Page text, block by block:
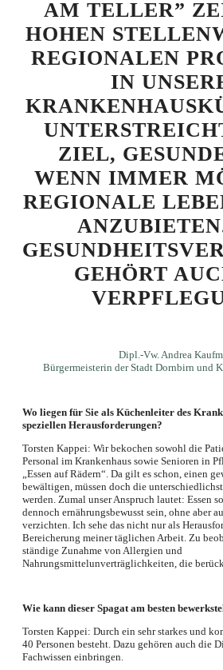
AM TELLER”
HOHEN
REGIONALEN
IN
ZIEL,
WENN IMMER
REGIONALE
GEHÖRT
Dipl.-Vw. Andrea
Bürgermeisterin der Stadt Dornbirn und
Wo liegen für Sie als Küchenleiter des
speziellen Herausforderungen?
Torsten Kappei: Wir bekochen sowohl die
Personal im Krankenhaus sowie Senioren in
„Essen auf Rädern“. Da gilt es schon, einen
bewältigen, müssen doch die
werden. Zumal unser Anspruch lautet: Essen
dennoch ernährungsbewusst sein, ohne aber
verzichten. Ich sehe das nicht nur als
Bereicherung meiner täglichen Arbeit. Zu
ständige Zunahme von Allergien und
Nahrungsmittelunverträglichkeiten, die
Wie kann dieser Spagat am besten
Torsten Kappei: Durch ein sehr starkes und
40 Personen besteht. Dazu gehören auch die
Fachwissen einbringen.